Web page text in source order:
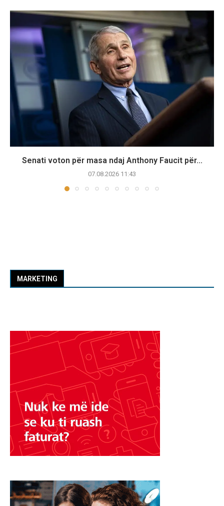
Senati voton për masa ndaj Anthony Faucit për...
07.08.2026 11:43
MARKETING